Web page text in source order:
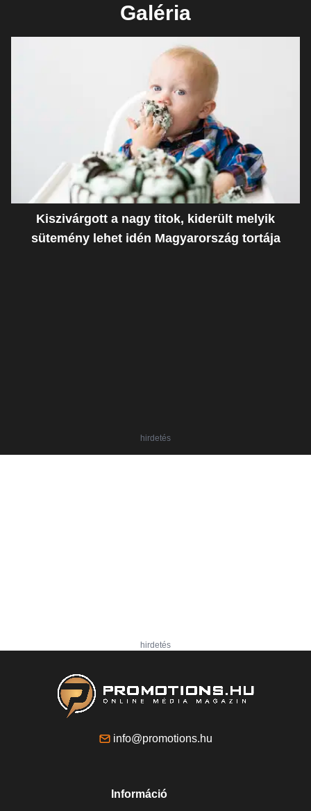
Galéria
Kiszivárgott a nagy titok, kiderült melyik
sütemény lehet idén Magyarország tortája
hirdetés
hirdetés
info@promotions.hu
Információ